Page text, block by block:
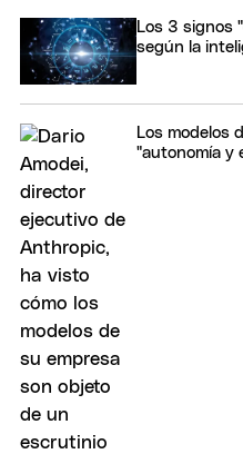
Los 3 signos
según la
Los modelos
"autonomía y